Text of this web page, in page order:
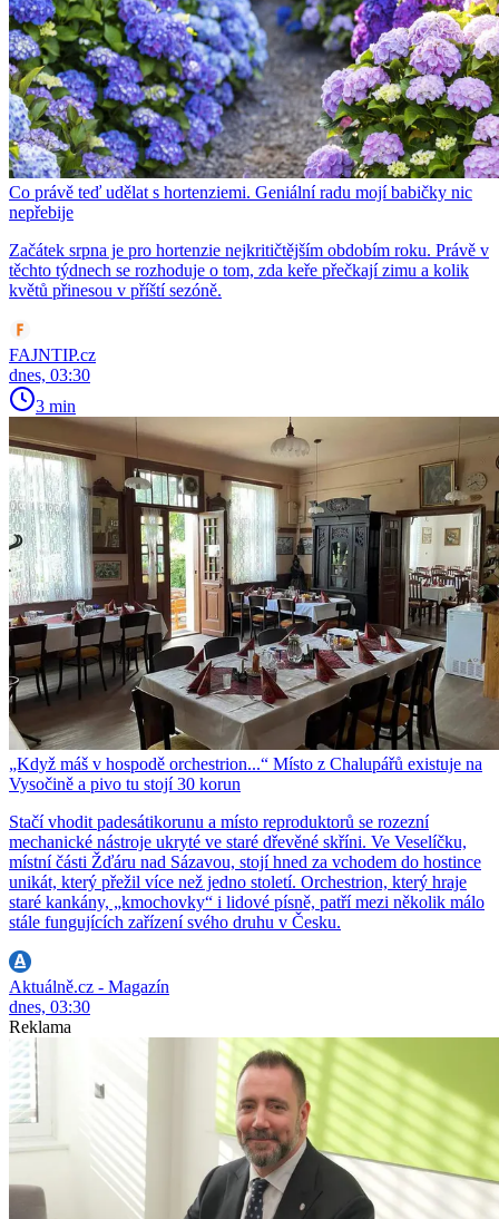
Co právě teď udělat s hortenziemi. Geniální radu mojí babičky nic
nepřebije
Začátek srpna je pro hortenzie nejkritičtějším obdobím roku. Právě v
těchto týdnech se rozhoduje o tom, zda keře přečkají zimu a kolik
květů přinesou v příští sezóně.
FAJNTIP.cz
dnes, 03:30
3 min
„Když máš v hospodě orchestrion...“ Místo z Chalupářů existuje na
Vysočině a pivo tu stojí 30 korun
Stačí vhodit padesátikorunu a místo reproduktorů se rozezní
mechanické nástroje ukryté ve staré dřevěné skříni. Ve Veselíčku,
místní části Žďáru nad Sázavou, stojí hned za vchodem do hostince
unikát, který přežil více než jedno století. Orchestrion, který hraje
staré kankány, „kmochovky“ i lidové písně, patří mezi několik málo
stále fungujících zařízení svého druhu v Česku.
Aktuálně.cz - Magazín
dnes, 03:30
Reklama